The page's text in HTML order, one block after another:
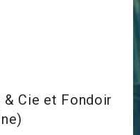
Cie et Fondoir